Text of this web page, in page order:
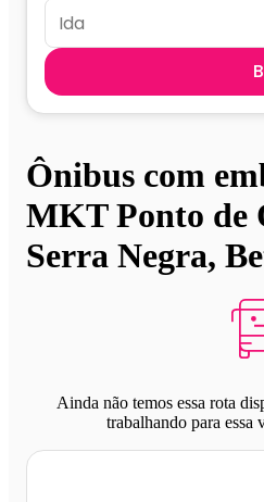
Ônibus com
MKT Ponto de
Serra Negra,
Ainda não temos essa rota
trabalhando para essa